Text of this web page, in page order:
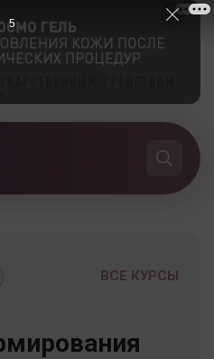
ВСЕ КУРСЫ
5